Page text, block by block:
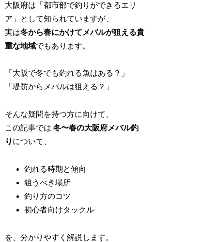
大阪府は「都市部で釣りができるエリ
ア」として知られていますが、
実は冬から春にかけてメバルが狙える貴
重な地域でもあります。
「大阪で冬でも釣れる魚はある？」
「堤防からメバルは狙える？」
そんな疑問を持つ方に向けて、
この記事では冬〜春の大阪府メバル釣
り について、
釣れる時期と傾向
狙うべき場所
釣り方のコツ
初心者向けタックル
を、分かりやすく解説します。